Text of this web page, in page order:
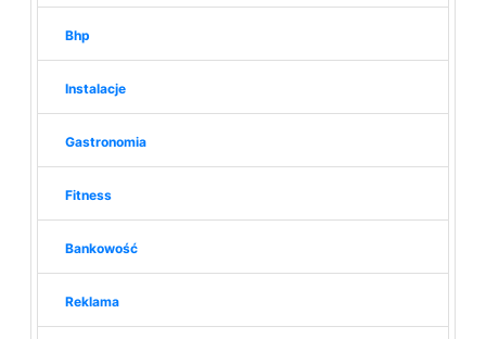
Bhp
Instalacje
Gastronomia
Fitness
Bankowość
Reklama